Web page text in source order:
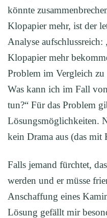
könnte
Klopapier mehr, ist der
Analyse
Klopapier mehr
Problem im Vergleich zu
Was kann ich im Fall
tun?“ Für das Problem
Lösungsmöglichkeiten.
kein Drama aus (das
Falls jemand fürchtet,
werden und er müsse
Anschaffung eines
Lösung gefällt mir